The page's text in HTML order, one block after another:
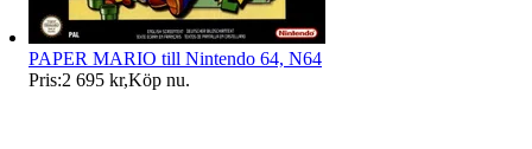
PAPER MARIO till Nintendo 64, N64
Pris:2 695 kr,Köp nu.